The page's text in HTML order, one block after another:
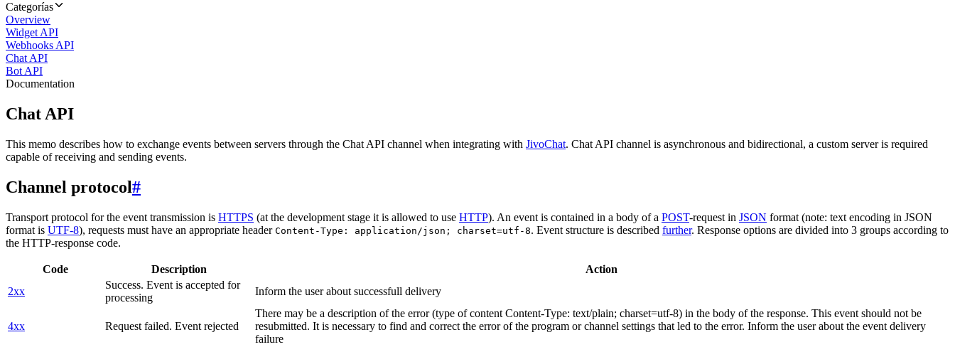
Categorías
Overview
Widget API
Webhooks API
Chat API
Bot API
Documentation
Chat API
This memo describes how to exchange events between servers through the Chat API channel when integrating with JivoChat. Chat API channel is asynchronous and bidirectional, a custom server is required
capable of receiving and sending events.
Channel protocol#
Transport protocol for the event transmission is HTTPS (at the development stage it is allowed to use HTTP). An event is contained in a body of a POST-request in JSON format (note: text encoding in JSON
format is UTF-8), requests must have an appropriate header Content-Type: application/json; charset=utf-8. Event structure is described further. Response options are divided into 3 groups according to
the HTTP-response code.
Code Description
Action
2xx
Success. Event is accepted for
processing
Inform the user about successfull delivery
4xx Request failed. Event rejected
There may be a description of the error (type of content Content-Type: text/plain; charset=utf-8) in the body of the response. This event should not be
resubmitted. It is necessary to find and correct the error of the program or channel settings that led to the error. Inform the user about the event delivery
failure